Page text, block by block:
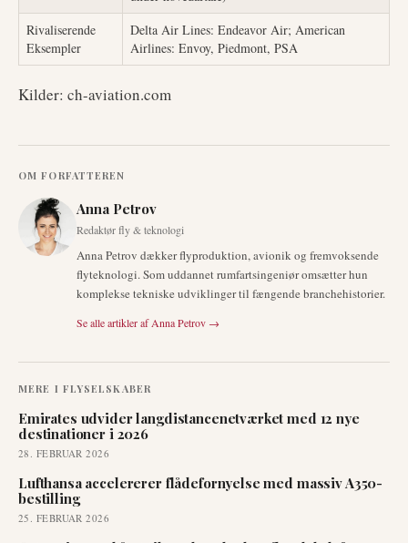
Rivaliserende
Eksempler
Delta Air Lines: Endeavor Air; American
Airlines: Envoy, Piedmont, PSA
Kilder: ch-aviation.com
OM FORFATTEREN
Anna Petrov
Redaktør fly & teknologi
Anna Petrov dækker flyproduktion, avionik og fremvoksende
flyteknologi. Som uddannet rumfartsingeniør omsætter hun
komplekse tekniske udviklinger til fængende branchehistorier.
Se alle artikler af Anna Petrov →
MERE I FLYSELSKABER
Emirates udvider langdistancenetværket med 12 nye
destinationer i 2026
28. FEBRUAR 2026
Lufthansa accelererer flådefornyelse med massiv A350-
bestilling
25. FEBRUAR 2026